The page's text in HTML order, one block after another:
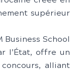
supérieur
Business School
l’État, offre un
alliant